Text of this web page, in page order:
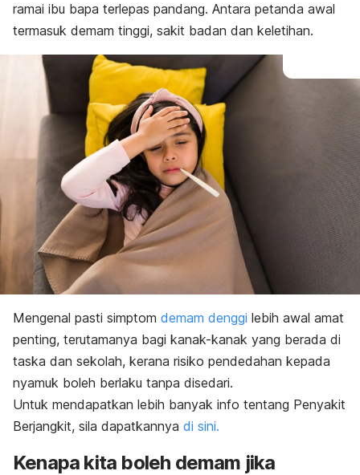
ramai ibu bapa terlepas pandang. Antara petanda awal
termasuk demam tinggi, sakit badan dan keletihan.
Mengenal pasti simptom demam denggi lebih awal amat
penting, terutamanya bagi kanak-kanak yang berada di
taska dan sekolah, kerana risiko pendedahan kepada
nyamuk boleh berlaku tanpa disedari.
Untuk mendapatkan lebih banyak info tentang Penyakit
Berjangkit, sila dapatkannya di sini.
Kenapa kita boleh demam jika